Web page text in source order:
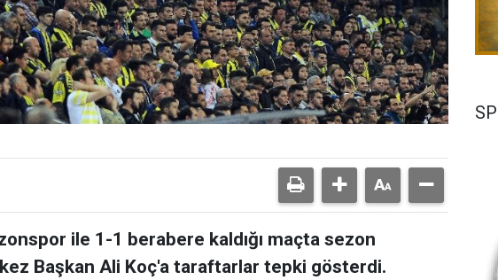
ile 1-1 berabere kaldığı maçta sezon
Başkan Ali Koç'a taraftarlar tepki gösterdi.